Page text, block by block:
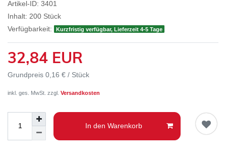
Artikel-ID: 3401
Inhalt: 200 Stück
Verfügbarkeit:
Kurzfristig verfügbar, Lieferzeit 4-5 Tage
32,84 EUR
Grundpreis 0,16 € / Stück
inkl. ges. MwSt. zzgl. Versandkosten
In den Warenkorb